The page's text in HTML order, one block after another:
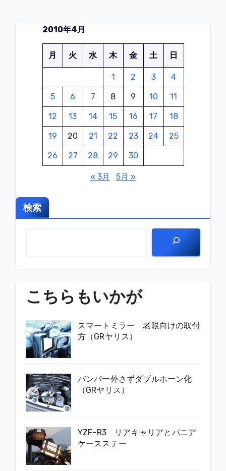
2010年4月
月 火 水 木 金 土 日
1 2 3 4
5 6 7 8 9 10 11
12 13 14 15 16 17 18
19 20 21 22 23 24 25
26 27 28 29 30
« 3月 5月 »
検索
こちらもいかが
スマートミラー 老眼向けの取付
方（GRヤリス）
バンパー外さずダブルホーン化
（GRヤリス）
YZF-R3 リアキャリアとパニア
ケースステー